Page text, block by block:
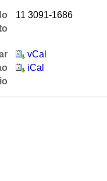
11 3091-1686
vCal
iCal